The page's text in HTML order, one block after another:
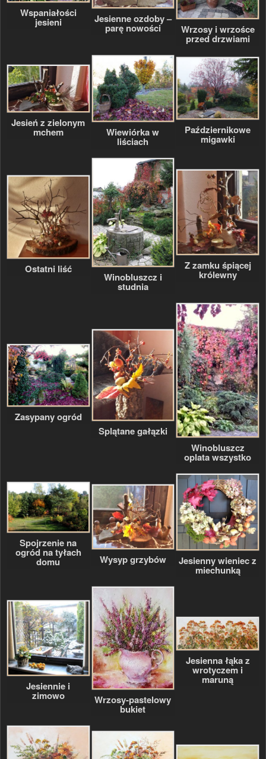
Wspaniałości
jesieni Jesienne ozdoby –
parę nowości Wrzosy i wrzośce
przed drzwiami
Jesień z zielonym
mchem Wiewiórka w
liściach
Październikowe
migawki
Ostatni liść
Winobluszcz i
studnia
Z zamku śpiącej
królewny
Zasypany ogród
Splątane gałązki
Winobluszcz
oplata wszystko
Spojrzenie na
ogród na tyłach
domu Wysyp grzybów Jesienny wieniec z
miechunką
Jesiennie i
zimowo Wrzosy-pastelowy
bukiet
Jesienna łąka z
wrotyczem i
maruną